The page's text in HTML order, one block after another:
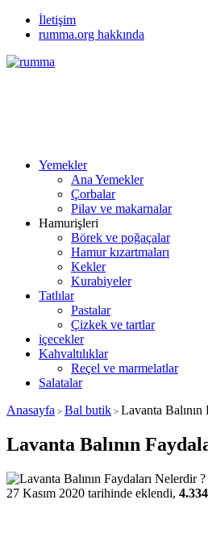
İletişim
rumma.org hakkında
Yemekler
Ana Yemekler
Çorbalar
Pilav ve makarnalar
Hamurişleri
Börek ve poğaçalar
Hamur kızartmaları
Kekler
Kurabiyeler
Tatlılar
Pastalar
Çizkek ve tartlar
içecekler
Kahvaltılıklar
Reçel ve marmelatlar
Salatalar
Anasayfa > Bal butik > Lavanta Balının
Lavanta Balının
27 Kasım 2020 tarihinde eklendi, 4.334